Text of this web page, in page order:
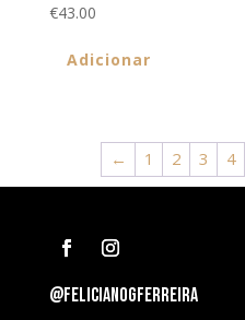
€43.00
Adicionar
← 1 2 3 4
@felicianogferreira